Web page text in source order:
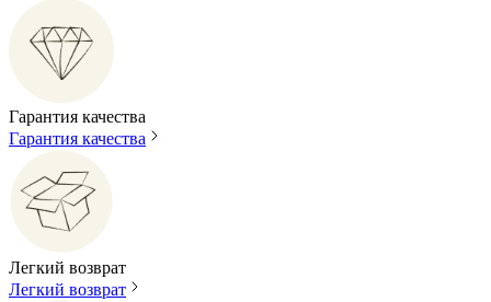
Гарантия качества
Гарантия качества
Легкий возврат
Легкий возврат